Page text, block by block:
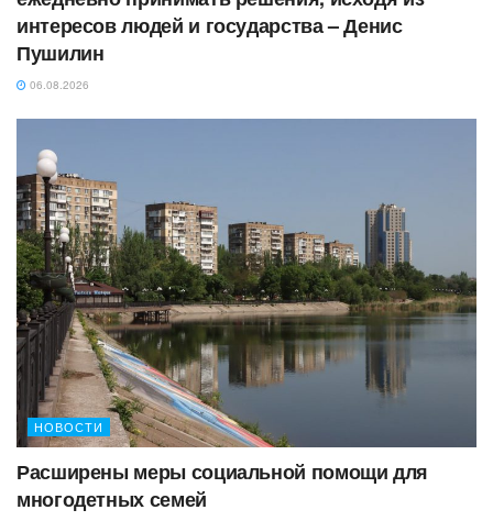
интересов людей и государства – Денис
Пушилин
06.08.2026
НОВОСТИ
Расширены меры социальной помощи для
многодетных семей